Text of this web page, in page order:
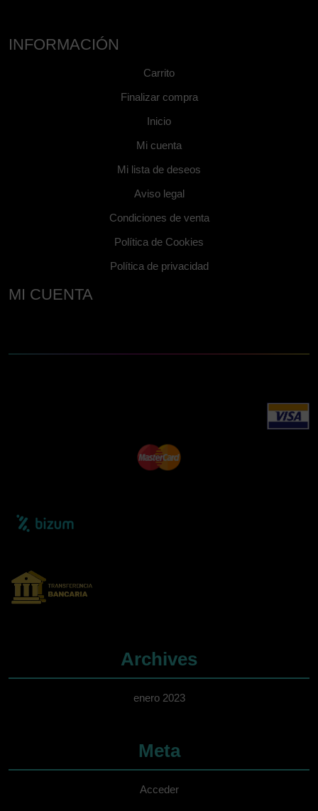
INFORMACIÓN
Carrito
Finalizar compra
Inicio
Mi cuenta
Mi lista de deseos
Aviso legal
Condiciones de venta
Política de Cookies
Política de privacidad
MI CUENTA
Archives
enero 2023
Meta
Acceder